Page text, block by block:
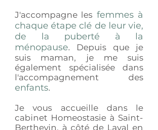
J'accompagne les femmes à
chaque étape clé de leur vie,
de la puberté à la
ménopause. Depuis que je
suis maman, je me suis
également spécialisée dans
l'accompagnement des
enfants.
Je vous accueille dans le
cabinet Homeostasie à Saint-
Berthevin, à côté de Laval en